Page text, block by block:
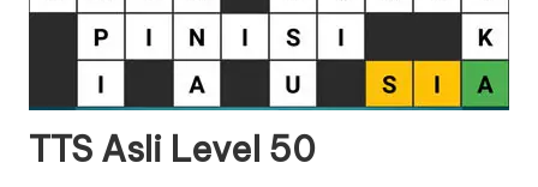
TTS Asli Level 50